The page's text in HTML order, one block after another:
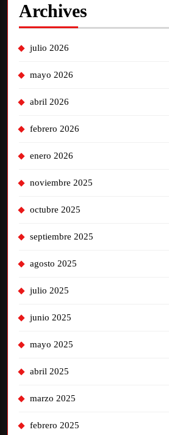
Archives
julio 2026
mayo 2026
abril 2026
febrero 2026
enero 2026
noviembre 2025
octubre 2025
septiembre 2025
agosto 2025
julio 2025
junio 2025
mayo 2025
abril 2025
marzo 2025
febrero 2025